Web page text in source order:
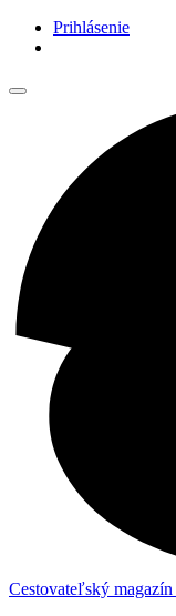
Prihlásenie
Cestovateľský magazín